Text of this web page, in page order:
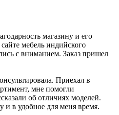
магазину и его
мебель индийского
с вниманием. Заказ пришел
Приехал в
мне помогли
об отличиях моделей.
в удобное для меня время.